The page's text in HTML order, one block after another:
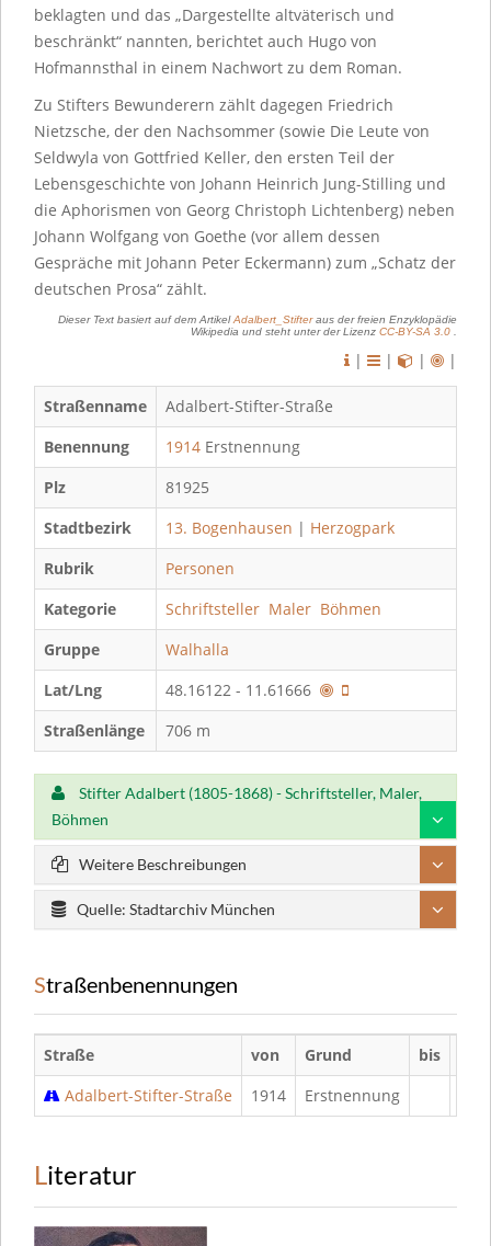
beklagten und das „Dargestellte altväterisch und
beschränkt“ nannten, berichtet auch Hugo von
Hofmannsthal in einem Nachwort zu dem Roman.
Zu Stifters Bewunderern zählt dagegen Friedrich
Nietzsche, der den Nachsommer (sowie Die Leute von
Seldwyla von Gottfried Keller, den ersten Teil der
Lebensgeschichte von Johann Heinrich Jung-Stilling und
die Aphorismen von Georg Christoph Lichtenberg) neben
Johann Wolfgang von Goethe (vor allem dessen
Gespräche mit Johann Peter Eckermann) zum „Schatz der
deutschen Prosa“ zählt.
Dieser Text basiert auf dem ArtikelAdalbert_Stifteraus der freien Enzyklopädie
Wikipedia und steht unter der Lizenz CC-BY-SA 3.0
| | | |
Straßenname
Adalbert-Stifter-Straße
Benennung
1914 Erstnennung
Plz
81925
Stadtbezirk
13. Bogenhausen | Herzogpark
Rubrik
Personen
Kategorie
Schriftsteller Maler Böhmen
Gruppe
Walhalla
Lat/Lng
48.16122 - 11.61666
Straßenlänge
706 m
Stifter Adalbert (1805-1868) - Schriftsteller, Maler,
Böhmen
Weitere Beschreibungen
Quelle: Stadtarchiv München
Straßenbenennungen
Straße von Grund bis
Adalbert-Stifter-Straße
1914 Erstnennung
Literatur